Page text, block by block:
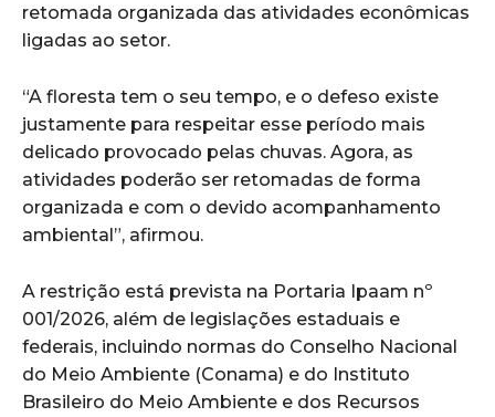
retomada organizada das atividades econômicas
ligadas ao setor.
“A floresta tem o seu tempo, e o defeso existe
justamente para respeitar esse período mais
delicado provocado pelas chuvas. Agora, as
atividades poderão ser retomadas de forma
organizada e com o devido acompanhamento
ambiental”, afirmou.
A restrição está prevista na Portaria Ipaam nº
001/2026, além de legislações estaduais e
federais, incluindo normas do Conselho Nacional
do Meio Ambiente (Conama) e do Instituto
Brasileiro do Meio Ambiente e dos Recursos